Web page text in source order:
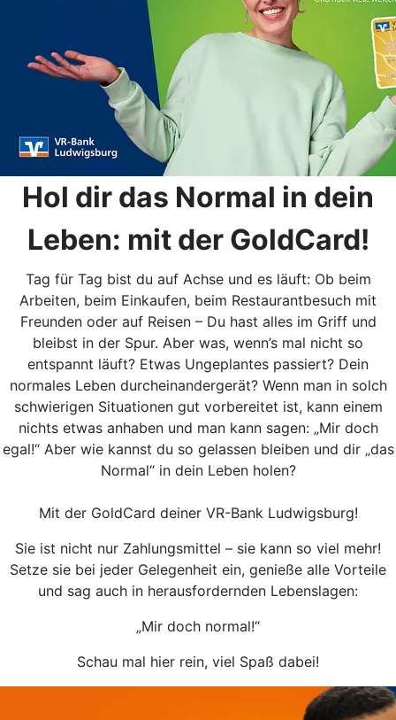
Hol dir das Normal in dein
Leben: mit der GoldCard!
Tag für Tag bist du auf Achse und es läuft: Ob beim
Arbeiten, beim Einkaufen, beim Restaurantbesuch mit
Freunden oder auf Reisen – Du hast alles im Griff und
bleibst in der Spur. Aber was, wenn’s mal nicht so
entspannt läuft? Etwas Ungeplantes passiert? Dein
normales Leben durcheinandergerät? Wenn man in solch
schwierigen Situationen gut vorbereitet ist, kann einem
nichts etwas anhaben und man kann sagen: „Mir doch
egal!“ Aber wie kannst du so gelassen bleiben und dir „das
Normal“ in dein Leben holen?
Mit der GoldCard deiner VR-Bank Ludwigsburg!
Sie ist nicht nur Zahlungsmittel – sie kann so viel mehr!
Setze sie bei jeder Gelegenheit ein, genieße alle Vorteile
und sag auch in herausfordernden Lebenslagen:
„Mir doch normal!“
Schau mal hier rein, viel Spaß dabei!